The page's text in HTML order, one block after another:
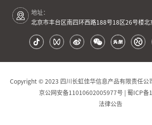
地址：
北京市丰台区南四环西路188号18区26号楼
Copyright © 2023 四川长虹佳华信息产品有限责任公
京公网安备11010602005977号 | 蜀ICP备
法律公告